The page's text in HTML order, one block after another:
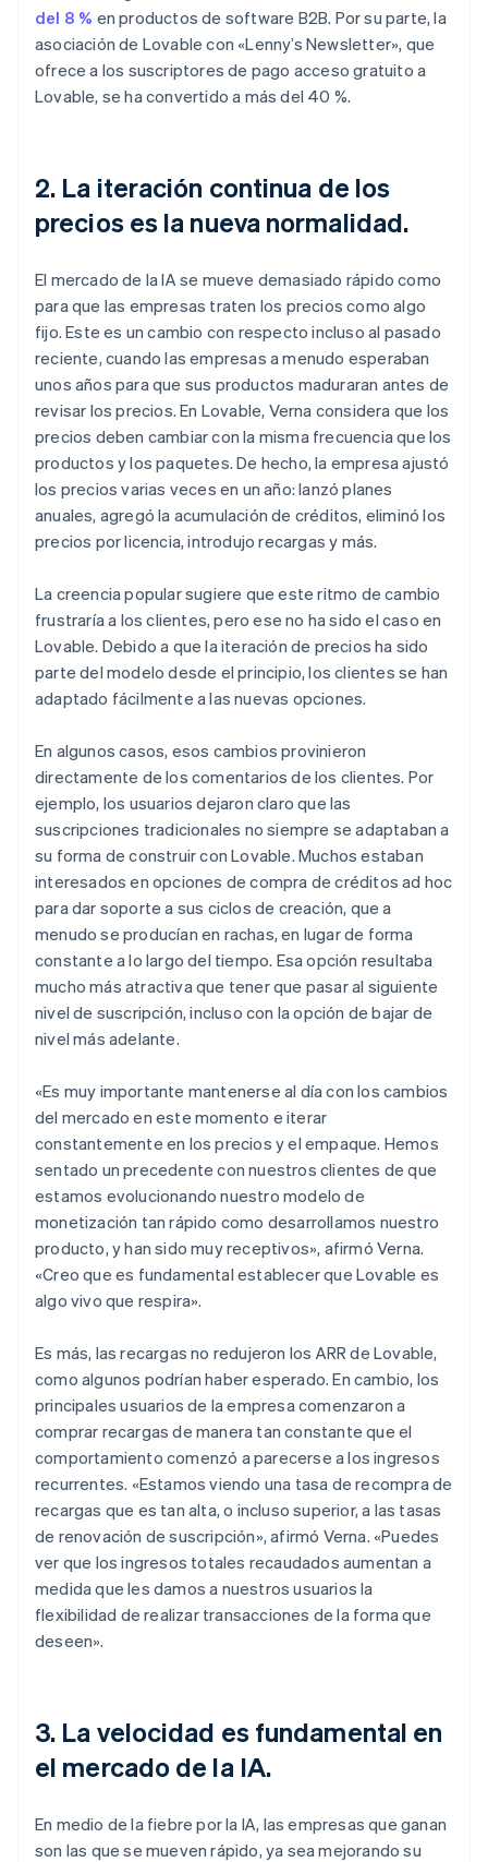
del 8 % en productos de software B2B. Por su parte, la
asociación de Lovable con «Lenny’s Newsletter», que
ofrece a los suscriptores de pago acceso gratuito a
Lovable, se ha convertido a más del 40 %.
2. La iteración continua de los
precios es la nueva normalidad.
El mercado de la IA se mueve demasiado rápido como
para que las empresas traten los precios como algo
fijo. Este es un cambio con respecto incluso al pasado
reciente, cuando las empresas a menudo esperaban
unos años para que sus productos maduraran antes de
revisar los precios. En Lovable, Verna considera que los
precios deben cambiar con la misma frecuencia que los
productos y los paquetes. De hecho, la empresa ajustó
los precios varias veces en un año: lanzó planes
anuales, agregó la acumulación de créditos, eliminó los
precios por licencia, introdujo recargas y más.
La creencia popular sugiere que este ritmo de cambio
frustraría a los clientes, pero ese no ha sido el caso en
Lovable. Debido a que la iteración de precios ha sido
parte del modelo desde el principio, los clientes se han
adaptado fácilmente a las nuevas opciones.
En algunos casos, esos cambios provinieron
directamente de los comentarios de los clientes. Por
ejemplo, los usuarios dejaron claro que las
suscripciones tradicionales no siempre se adaptaban a
su forma de construir con Lovable. Muchos estaban
interesados en opciones de compra de créditos ad hoc
para dar soporte a sus ciclos de creación, que a
menudo se producían en rachas, en lugar de forma
constante a lo largo del tiempo. Esa opción resultaba
mucho más atractiva que tener que pasar al siguiente
nivel de suscripción, incluso con la opción de bajar de
nivel más adelante.
«Es muy importante mantenerse al día con los cambios
del mercado en este momento e iterar
constantemente en los precios y el empaque. Hemos
sentado un precedente con nuestros clientes de que
estamos evolucionando nuestro modelo de
monetización tan rápido como desarrollamos nuestro
producto, y han sido muy receptivos», afirmó Verna.
«Creo que es fundamental establecer que Lovable es
algo vivo que respira».
Es más, las recargas no redujeron los ARR de Lovable,
como algunos podrían haber esperado. En cambio, los
principales usuarios de la empresa comenzaron a
comprar recargas de manera tan constante que el
comportamiento comenzó a parecerse a los ingresos
recurrentes. «Estamos viendo una tasa de recompra de
recargas que es tan alta, o incluso superior, a las tasas
de renovación de suscripción», afirmó Verna. «Puedes
ver que los ingresos totales recaudados aumentan a
medida que les damos a nuestros usuarios la
flexibilidad de realizar transacciones de la forma que
deseen».
3. La velocidad es fundamental en
el mercado de la IA.
En medio de la fiebre por la IA, las empresas que ganan
son las que se mueven rápido, ya sea mejorando su